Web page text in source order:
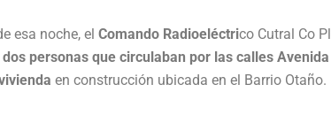
esa noche, el Comando Radioeléctrico Cutral Co
dos personas que circulaban por las calles
en construcción ubicada en el Barrio Otaño.